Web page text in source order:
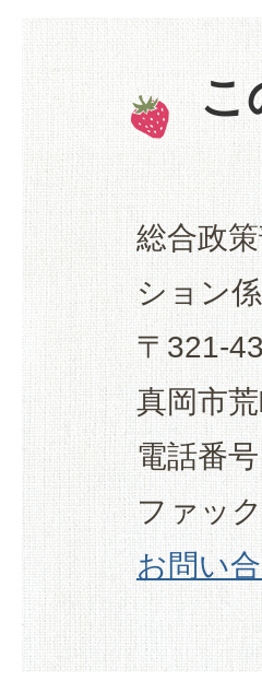
こ
総合政
ション係
〒321-
真岡市
電話番
ファッ
お問い